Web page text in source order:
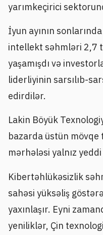
yarımkeçirici
İyun ayının
intellekt səhmləri 2,7
yaşamışdı və
liderliyinin sarsılıb-
edirdilər.
Lakin Böyük
bazarda üstün
mərhələsi yalnız
Kibertəhlükəsizlik
sahəsi yüksəliş
yaxınlaşır. Eyni
yeniliklər, Çin